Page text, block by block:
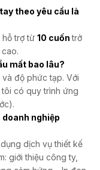
theo yêu cầu là
trợ từ 10 cuốntrở
mất bao lâu?
độ phức tạp. Với
có quy trình ứng
nghiệp
dịch vụ thiết kế
giới thiệu công ty,